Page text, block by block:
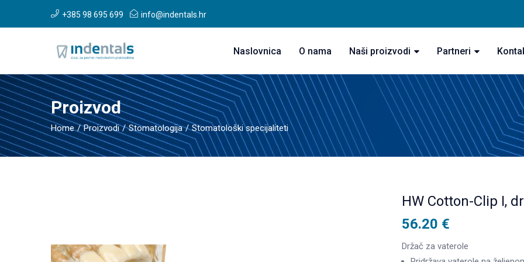
+385 98 695 699 info@indentals.hr
Naslovnica O nama Naši proizvodi Partneri
Proizvod
Home Proizvodi Stomatologija Stomatološki specijaliteti
HW Cotton-Clip I,
56.20 €
Držač za vaterole